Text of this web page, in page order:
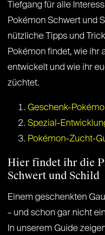
Tiefgang für alle
Pokémon Schwert und
nützliche Tipps und
Pokémon findet, wie ihr
entwickelt und wie ihr
züchtet.
Geschenk-
Spezial-
Pokémon-Zucht-
Hier findet ihr die
Schwert und Schild
Einem geschenkten
– und schon gar nicht
In unserem Guide